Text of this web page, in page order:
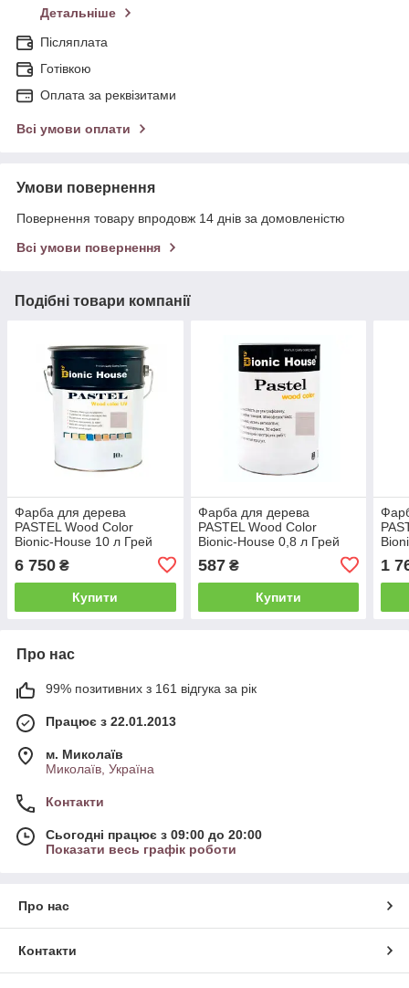
Детальніше
Післяплата
Готівкою
Оплата за реквізитами
Всі умови оплати
Умови повернення
Повернення товару впродовж 14 днів за домовленістю
Всі умови повернення
Подібні товари компанії
Фарба для дерева
PASTEL Wood Color
Bionic-House 10 л Грей
6 750 ₴
Купити
Фарба для дерева
PASTEL Wood Color
Bionic-House 0,8 л Грей
587₴
Купити
1
Про нас
99% позитивних з 161 відгука за рік
Працює з 22.01.2013
м. Миколаїв
Миколаїв, Україна
Контакти
Сьогодні працює з 09:00 до 20:00
Показати весь графік роботи
Про нас
Контакти